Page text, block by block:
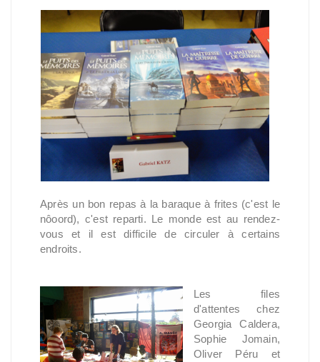
Après un bon repas à la baraque à frites (c'est le
nôoord), c'est reparti. Le monde est au rendez-
vous et il est difficile de circuler à certains
endroits.
Les files
d'attentes chez
Georgia Caldera,
Sophie Jomain,
Oliver Péru et